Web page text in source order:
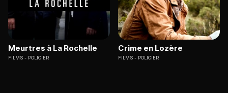
Meurtres à La Rochelle
FILMS POLICIER
Crime en Lozère
FILMS POLICIER